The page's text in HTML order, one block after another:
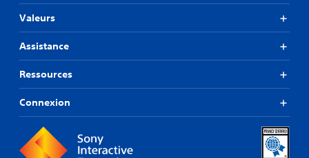
Valeurs
Assistance
Ressources
Connexion